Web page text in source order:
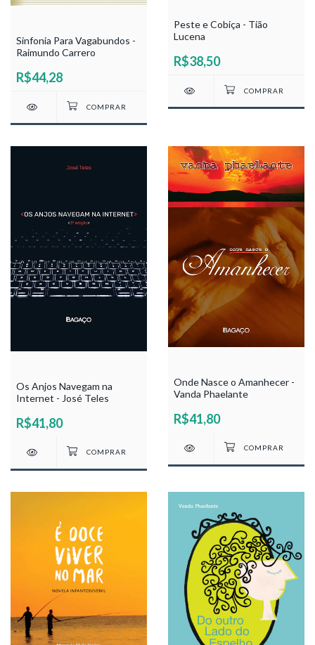
Sinfonia Para Vagabundos -
Raimundo Carrero
R$44,28
Peste e Cobiça - Tião
Lucena
R$38,50
Os Anjos Navegam na
Internet - José Teles
R$41,80
Onde Nasce o Amanhecer -
Vanda Phaelante
R$41,80